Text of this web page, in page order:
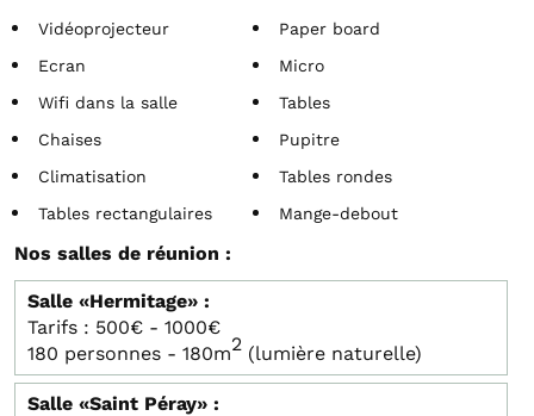
Vidéoprojecteur
Paper board
Ecran
Micro
Wifi dans la salle
Tables
Chaises
Pupitre
Climatisation
Tables rondes
Tables rectangulaires
Mange-debout
Nos salles de réunion :
Salle «Hermitage» :
Tarifs : 500€ - 1000€
180 personnes - 180m2 (lumière naturelle)
Salle «Saint Péray» :